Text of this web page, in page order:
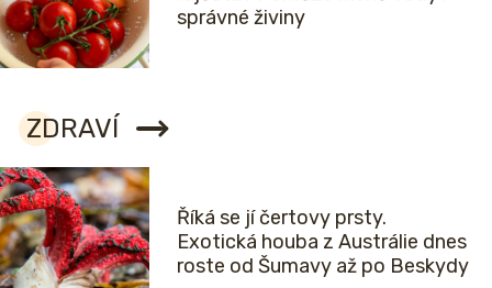
správné živiny
ZDRAVÍ
Říká se jí čertovy prsty.
Exotická houba z Austrálie dnes
roste od Šumavy až po Beskydy